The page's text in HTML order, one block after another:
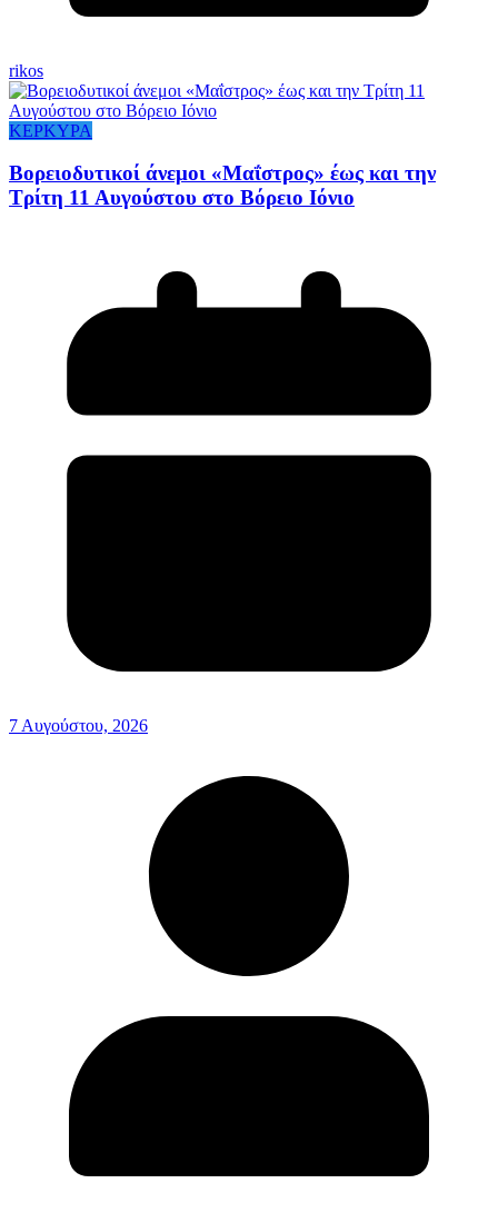
rikos
ΚΕΡΚΥΡΑ
Βορειοδυτικοί άνεμοι «Μαΐστρος» έως και την
Τρίτη 11 Αυγούστου στο Βόρειο Ιόνιο
7 Αυγούστου, 2026